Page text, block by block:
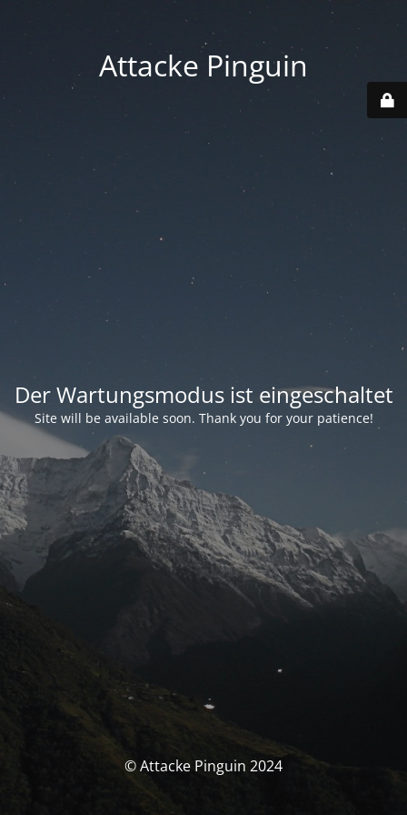
Attacke Pinguin
Der Wartungsmodus ist eingeschaltet
Site will be available soon. Thank you for your patience!
© Attacke Pinguin 2024